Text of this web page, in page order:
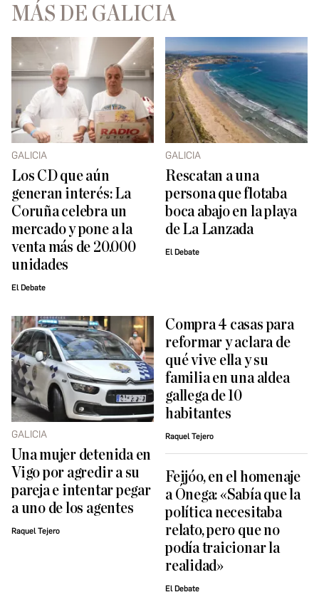
MÁS DE GALICIA
GALICIA
Los CD que aún
generan interés: La
Coruña celebra un
mercado y pone a la
venta más de 20.000
unidades
El Debate
GALICIA
Rescatan a una
persona que flotaba
boca abajo en la playa
de La Lanzada
El Debate
GALICIA
Una mujer detenida en
Vigo por agredir a su
pareja e intentar pegar
a uno de los agentes
Raquel Tejero
Compra 4 casas para
reformar y aclara de
qué vive ella y su
familia en una aldea
gallega de 10
habitantes
Raquel Tejero
Feijóo, en el homenaje
a Ónega: «Sabía que la
política necesitaba
relato, pero que no
podía traicionar la
realidad»
El Debate